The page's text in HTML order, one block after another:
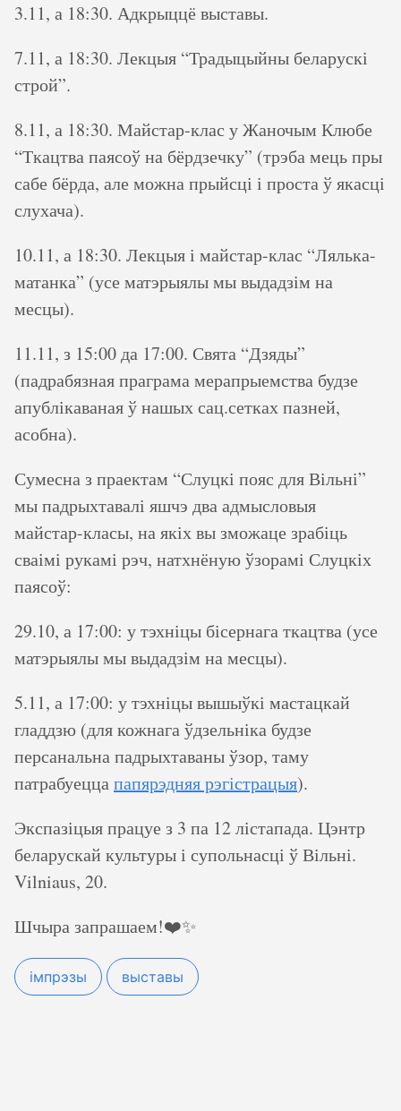
3.11, а 18:30. Адкрыццё выставы.
7.11, а 18:30. Лекцыя “Традыцыйны беларускі
строй”.
8.11, а 18:30. Майстар-клас у Жаночым Клюбе
“Ткацтва паясоў на бёрдзечку” (трэба мець пры
сабе бёрда, але можна прыйсці і проста ў якасці
слухача).
10.11, а 18:30. Лекцыя і майстар-клас “Лялька-
матанка” (усе матэрыялы мы выдадзім на
месцы).
11.11, з 15:00 да 17:00. Свята “Дзяды”
(падрабязная праграма мерапрыемства будзе
апублікаваная ў нашых сац.сетках пазней,
асобна).
Сумесна з праектам “Слуцкі пояс для Вільні”
мы падрыхтавалі яшчэ два адмысловыя
майстар-класы, на якіх вы зможаце зрабіць
сваімі рукамі рэч, натхнёную ўзорамі Слуцкіх
паясоў:
29.10, а 17:00: у тэхніцы бісернага ткацтва (усе
матэрыялы мы выдадзім на месцы).
5.11, а 17:00: у тэхніцы вышыўкі мастацкай
гладдзю (для кожнага ўдзельніка будзе
персанальна падрыхтаваны ўзор, таму
патрабуеццапапярэдняя рэгістрацыя).
Экспазіцыя працуе з 3 па 12 лістапада. Цэнтр
беларускай культуры і супольнасці ў Вільні.
Vilniaus, 20.
Шчыра запрашаем!❤️✨
імпрэзы выставы